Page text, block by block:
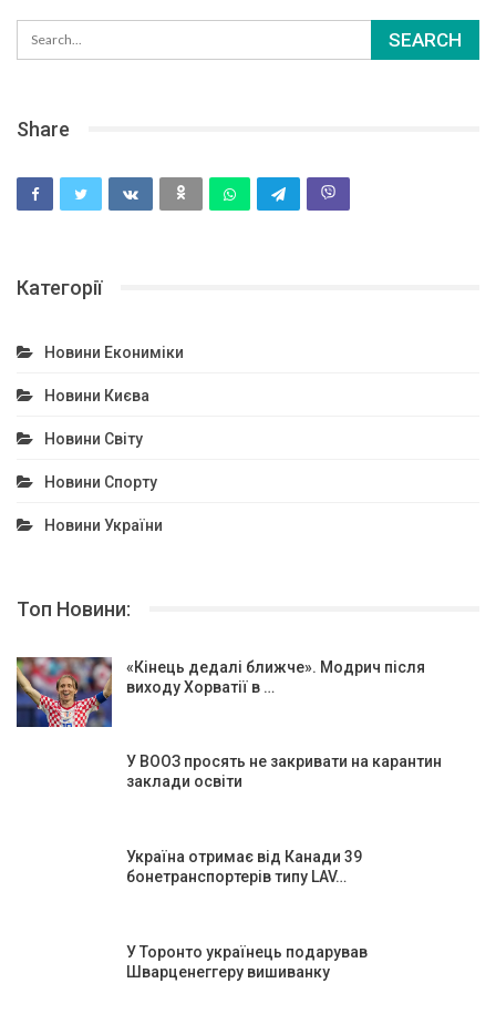
Share
Категорії
Новини Екониміки
Новини Києва
Новини Світу
Новини Спорту
Новини України
Топ Новини:
«Кінець дедалі ближче». Модрич після
виходу Хорватії в …
У ВООЗ просять не закривати на карантин
заклади освіти
Україна отримає від Канади 39
бонетранспортерів типу LAV…
У Торонто українець подарував
Шварценеггеру вишиванку